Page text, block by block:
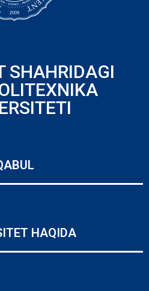
SHAHRIDAGI
HAQIDA